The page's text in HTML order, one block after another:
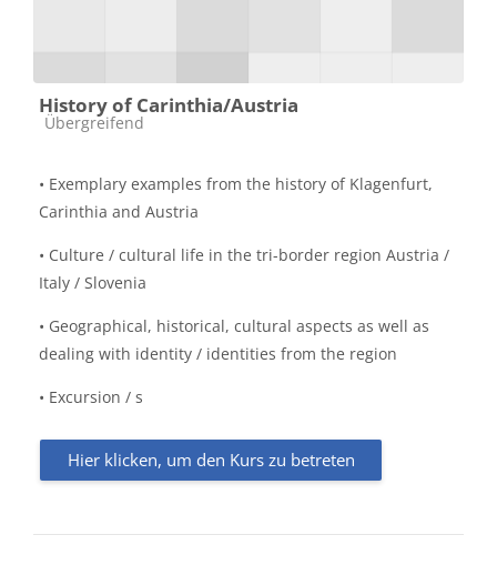
History of Carinthia/Austria
Kursbereich
Übergreifend
• Exemplary examples from the history of Klagenfurt,
Carinthia and Austria
• Culture / cultural life in the tri-border region Austria /
Italy / Slovenia
• Geographical, historical, cultural aspects as well as
dealing with identity / identities from the region
• Excursion / s
Hier klicken, um den Kurs zu betreten